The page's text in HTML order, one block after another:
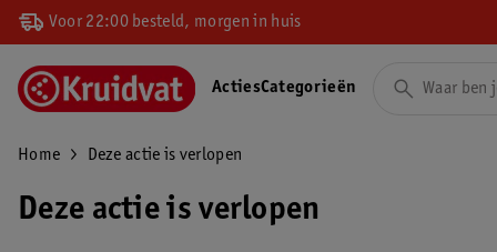
Voor 22:00 besteld, morgen in huis
ActiesCategorieën
Home Deze actie is verlopen
Deze actie is verlopen